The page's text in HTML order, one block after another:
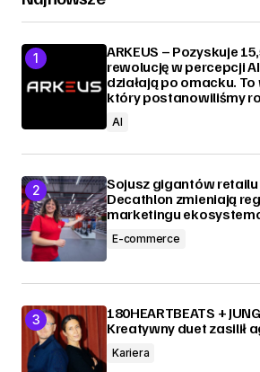
ARKEUS – Pozyskuje
rewolucję w percepcji
działają po omacku.
który postanowiliśmy
AI
Sojusz gigantów
Decathlon zmieniają
marketingu
E-commerce
180HEARTBEATS +
Kreatywny duet zasilił
Kariera